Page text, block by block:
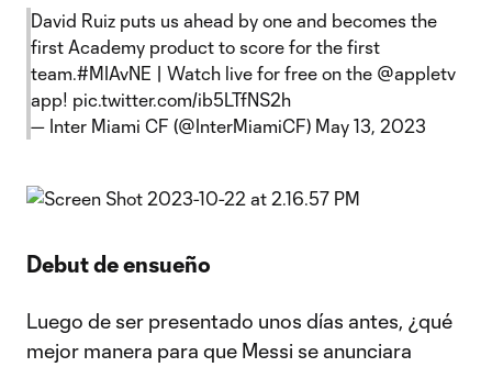
David Ruiz puts us ahead by one and becomes the
first Academy product to score for the first
team.#MIAvNE | Watch live for free on the @appletv
app! pic.twitter.com/ib5LTfNS2h
— Inter Miami CF (@InterMiamiCF) May 13, 2023
Debut de ensueño
Luego de ser presentado unos días antes, ¿qué
mejor manera para que Messi se anunciara